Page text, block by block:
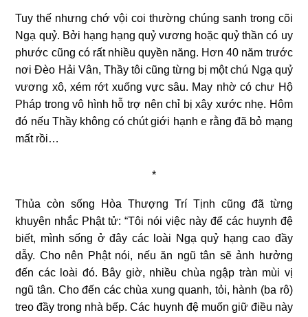
Tuy thế nhưng chớ vội coi thường chúng sanh trong cõi
Ngạ quỷ. Bởi hạng hạng quỷ vương hoặc quỷ thần có uy
phước cũng có rất nhiều quyền năng. Hơn 40 năm trước
nơi Đèo Hải Vân, Thầy tôi cũng từng bị một chú Ngạ quỷ
vương xô, xém rớt xuống vực sâu. May nhờ có chư Hộ
Pháp trong vô hình hỗ trợ nên chỉ bị xây xước nhẹ. Hôm
đó nếu Thầy không có chút giới hạnh e rằng đã bỏ mạng
mất rồi…
*
Thủa còn sống Hòa Thượng Trí Tịnh cũng đã từng
khuyên nhắc Phật tử: “Tôi nói việc này để các huynh đệ
biết, mình sống ở đây các loài Ngạ quỷ hạng cao đầy
dẫy. Cho nên Phật nói, nếu ăn ngũ tân sẽ ảnh hưởng
đến các loài đó. Bây giờ, nhiều chùa ngập tràn mùi vị
ngũ tân. Cho đến các chùa xung quanh, tỏi, hành (ba rô)
treo đầy trong nhà bếp. Các huynh đệ muốn giữ điều này